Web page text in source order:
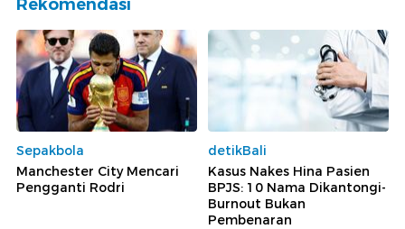
Rekomendasi
Sepakbola
Manchester City Mencari
Pengganti Rodri
detikBali
Kasus Nakes Hina Pasien
BPJS: 10 Nama Dikantongi-
Burnout Bukan
Pembenaran